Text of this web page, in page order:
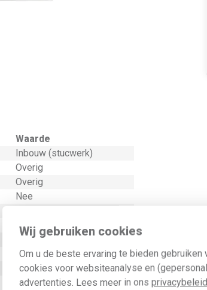
Wij gebruiken cookies
Om u de beste ervaring te bieden gebruiken
cookies voor websiteanalyse en
advertenties. Lees meer in ons privacybeleid
Waarde
Inbouw (stucwerk)
Overig
Overig
Nee
Ja
Overig
Ja
Nee
Nee